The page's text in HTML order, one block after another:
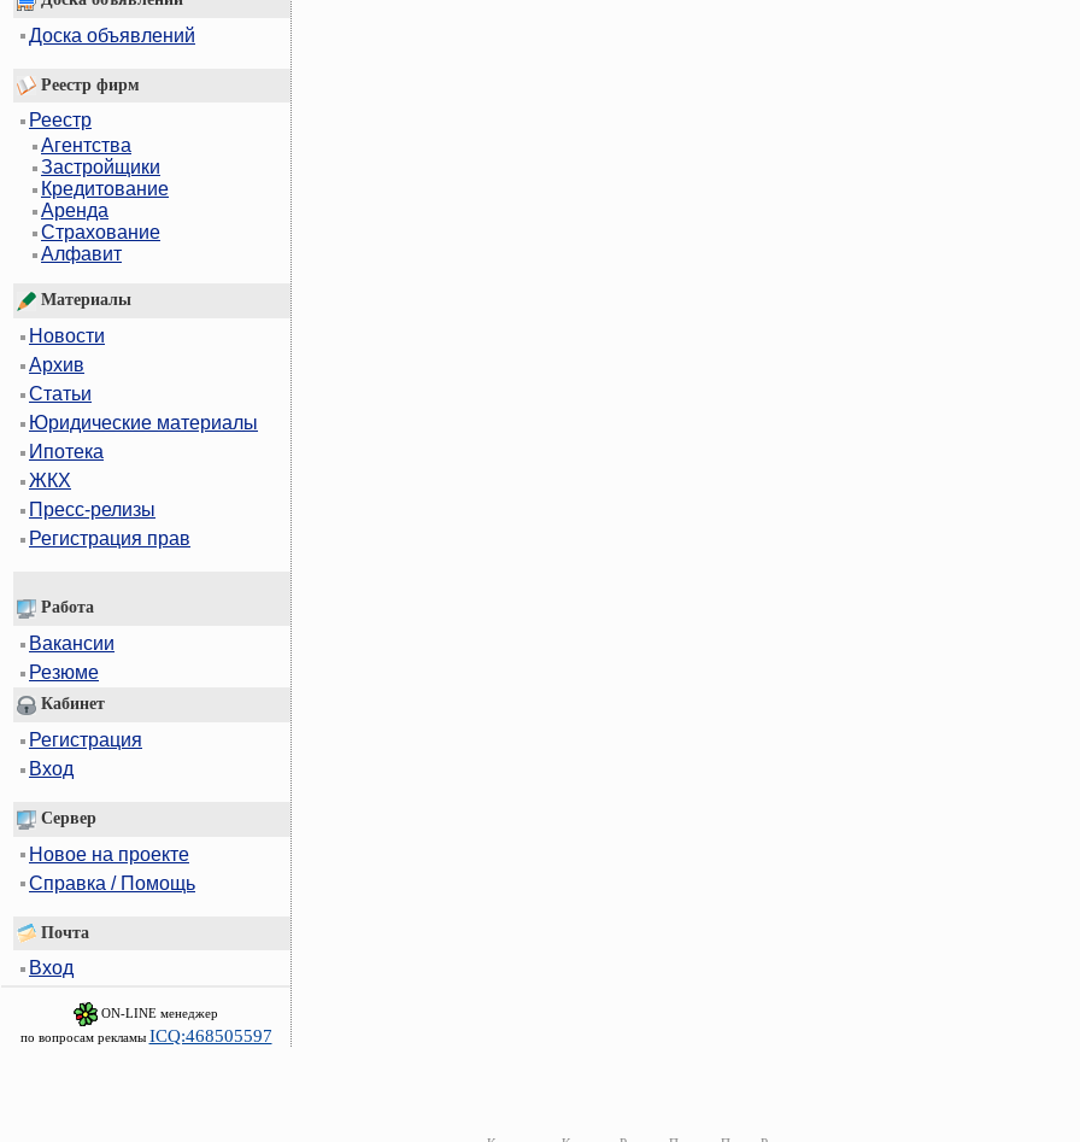
Доска объявлений
Реестр фирм
Реестр
Агентства
Застройщики
Кредитование
Аренда
Страхование
Алфавит
Материалы
Новости
Архив
Статьи
Юридические материалы
Ипотека
ЖКХ
Пресс-релизы
Регистрация прав
Работа
Вакансии
Резюме
Кабинет
Регистрация
Вход
Сервер
Новое на проекте
Справка / Помощь
Почта
Вход
ON-LINE менеджер
по вопросам рекламы ICQ:468505597